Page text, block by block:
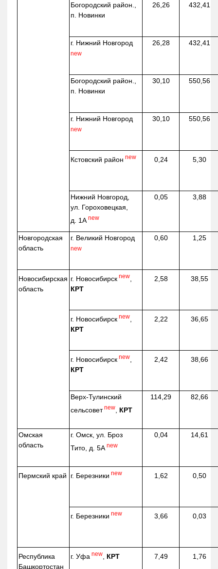
Богородский район.,
п. Новинки
26,26 432,41
г. Нижний Новгород
new
26,28 432,41
Богородский район.,
п. Новинки
30,10 550,56
г. Нижний Новгород
new
30,10 550,56
Кстовский район new 0,24 5,30
Нижний Новгород,
ул. Гороховецкая,
д. 1А new
0,05 3,88
Новгородская
область
г. Великий Новгород
new
0,60 1,25
Новосибирская
область
г. Новосибирск new
КРТ
2,58 38,55
г. Новосибирск new
КРТ
2,22 36,65
г. Новосибирск new
КРТ
2,42 38,66
Верх-Тулинский
сельсовет new КРТ
114,29 82,66
Омская
область
г. Омск, ул. Броз
Тито, д. 5А new
0,04 14,61
Пермский край г. Березники new 1,62 0,50
г. Березники new 3,66 0,03
Республика
Башкортостан
г. Уфа new КРТ 7,49 1,76